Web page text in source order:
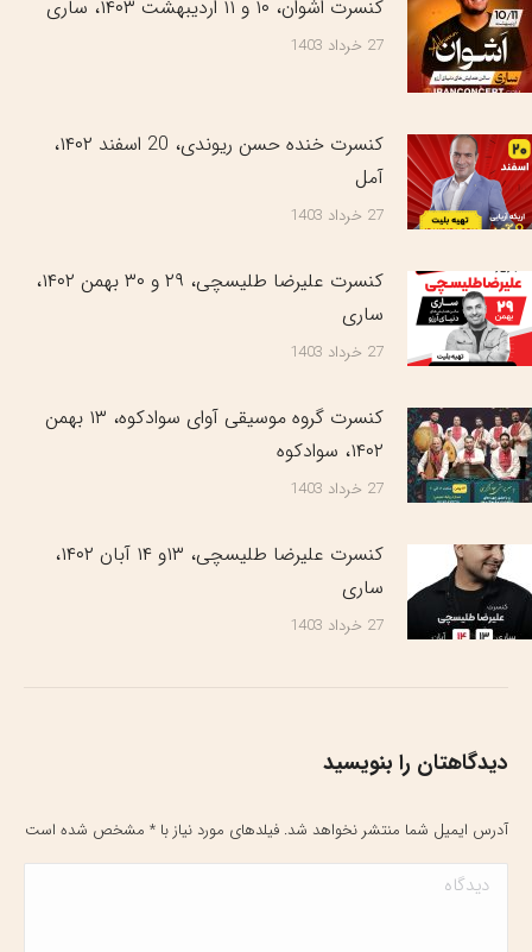
کنسرت اشوان، ۱۰ و ۱۱ اردیبهشت ۱۴۰۳، ساری
27 خرداد 1403
کنسرت خنده حسن ریوندی، 20 اسفند ۱۴۰۲،
آمل
27 خرداد 1403
کنسرت علیرضا طلیسچی، ۲۹ و ۳۰ بهمن ۱۴۰۲،
ساری
27 خرداد 1403
کنسرت گروه موسیقی آوای سوادکوه، ۱۳ بهمن
۱۴۰۲، سوادکوه
27 خرداد 1403
کنسرت علیرضا طلیسچی، ۱۳و ۱۴ آبان ۱۴۰۲،
ساری
27 خرداد 1403
دیدگاهتان را بنویسید
آدرس ایمیل شما منتشر نخواهد شد. فیلدهای مورد نیاز با * مشخص شده است
دیدگاه